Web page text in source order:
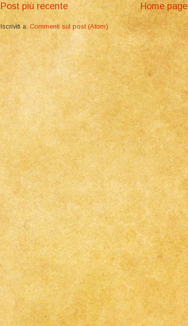
Post più recente Home page
Iscriviti a:Commenti sul post (Atom)